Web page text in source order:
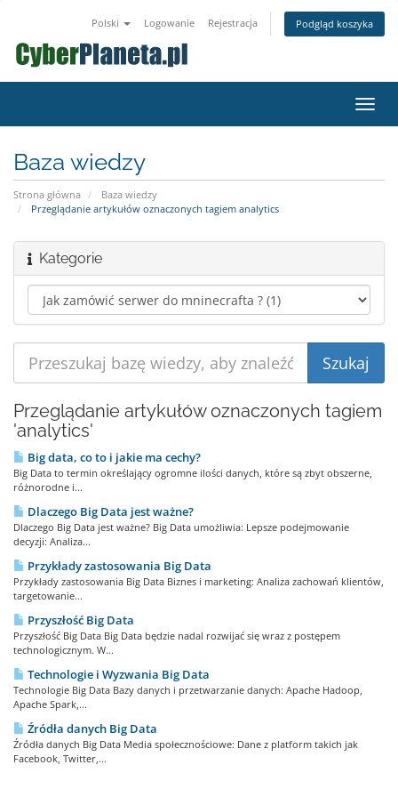
Polski Logowanie Rejestracja Podgląd koszyka
Baza wiedzy
Strona główna
Baza wiedzy
Przeglądanie artykułów oznaczonych tagiem analytics
Kategorie
Przeglądanie artykułów oznaczonych tagiem
'analytics'
Big data, co to i jakie ma cechy?
Big Data to termin określający ogromne ilości danych, które są zbyt obszerne,
różnorodne i...
Dlaczego Big Data jest ważne?
Dlaczego Big Data jest ważne? Big Data umożliwia: Lepsze podejmowanie
decyzji: Analiza...
Przykłady zastosowania Big Data
Przykłady zastosowania Big Data Biznes i marketing: Analiza zachowań klientów,
targetowanie...
Przyszłość Big Data
Przyszłość Big Data Big Data będzie nadal rozwijać się wraz z postępem
technologicznym. W...
Technologie i Wyzwania Big Data
Technologie Big Data Bazy danych i przetwarzanie danych: Apache Hadoop,
Apache Spark,...
Źródła danych Big Data
Źródła danych Big Data Media społecznościowe: Dane z platform takich jak
Facebook, Twitter,...